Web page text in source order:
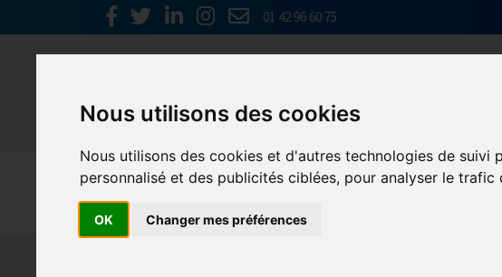
Nous utilisons des cookies
Nous utilisons des cookies et d'autres technologies de
personnalisé et des publicités ciblées, pour analyser le
OK Changer mes préférences
01 42 96 60 75
Actualités